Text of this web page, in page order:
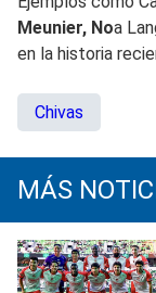
Meunier, Noa
en la historia
Chivas
MÁS